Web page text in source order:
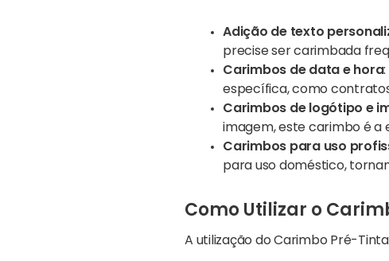
Adição de texto
precise ser carimbada
Carimbos de data e hora
específica, como
Carimbos de logótipo e
imagem, este carimbo é a
Carimbos para uso
para uso doméstico,
Como Utilizar o
A utilização do Carimbo Pré-